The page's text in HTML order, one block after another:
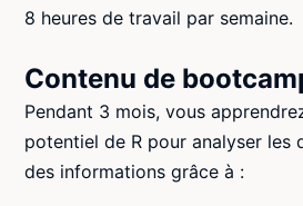
8 heures de travail par semaine.
Contenu de
Pendant 3 mois, vous
potentiel de R pour analyser les
des informations grâce à :